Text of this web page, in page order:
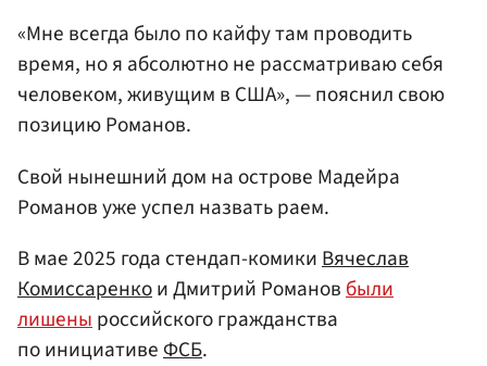
«Мне всегда было по кайфу там проводить
время, но я абсолютно не рассматриваю себя
человеком, живущим в США», — пояснил свою
позицию Романов.
Свой нынешний дом на острове Мадейра
Романов уже успел назвать раем.
В мае 2025 года стендап-комикиВячеслав
Комиссаренкои Дмитрий Романовбыли
лишеныроссийского гражданства
по инициативеФСБ.